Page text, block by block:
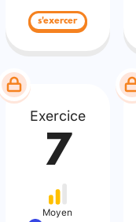
s'exercer
Exercice
7
Moyen